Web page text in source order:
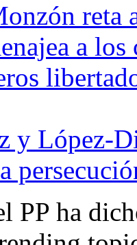
reta
a los
y López-
PP ha